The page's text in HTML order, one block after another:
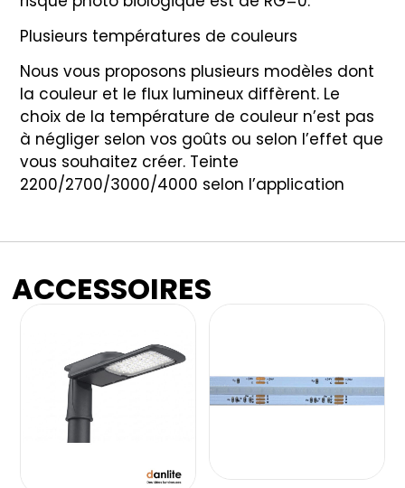
Plusieurs températures de couleurs
Nous vous proposons plusieurs modèles dont
la couleur et le flux lumineux diffèrent. Le
choix de la température de couleur n’est pas
à négliger selon vos goûts ou selon l’effet que
vous souhaitez créer. Teinte
2200/2700/3000/4000 selon l’application
ACCESSOIRES